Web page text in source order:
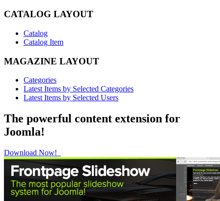
CATALOG LAYOUT
Catalog
Catalog Item
MAGAZINE LAYOUT
Categories
Latest Items by Selected Categories
Latest Items by Selected Users
The powerful content extension for
Joomla!
Download Now!